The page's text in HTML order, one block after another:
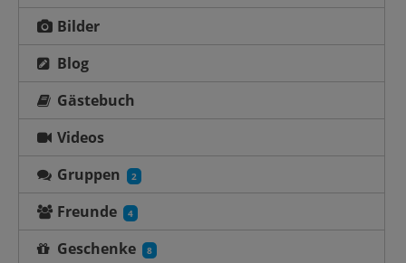
Bilder
Blog
Gästebuch
Videos
Gruppen
2
Freunde 4
Geschenke 8